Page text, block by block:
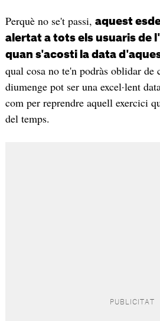
Perquè no se't passi, aquest
alertat a tots els usuaris de
quan s'acosti la data
qual cosa no te'n podràs oblidar
diumenge pot ser una excel·lent
com per reprendre aquell exercici
del temps.